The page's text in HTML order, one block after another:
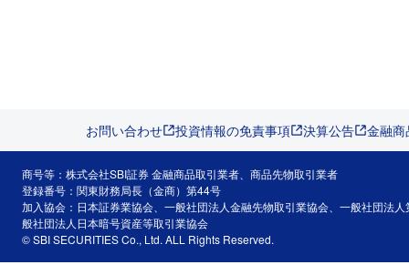
お問い合わせ 投資情報の免責事項 決算公告 金融
商号等：株式会社SBI証券 金融商品取引業者、商品先物取引業者
登録番号：関東財務局長（金商）第44号
加入協会：日本証券業協会、一般社団法人金融先物取引業協会、一般社団法
般社団法人日本暗号資産等取引業協会
© SBI SECURITIES Co., Ltd. ALL Rights Reserved.